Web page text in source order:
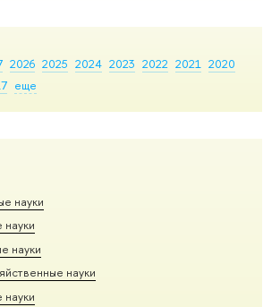
2026 2025 2024 2023 2022 2021 2020
еще
науки
науки
науки
науки